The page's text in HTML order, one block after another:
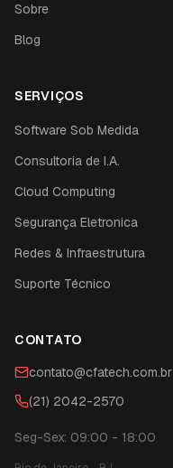
Sobre
Blog
SERVIÇOS
Software Sob Medida
Consultoria de I.A.
Cloud Computing
Segurança Eletronica
Redes & Infraestrutura
Suporte Técnico
CONTATO
contato@cfatech.com.br
(21) 2042-2570
Seg-Sex: 09:00 - 18:00